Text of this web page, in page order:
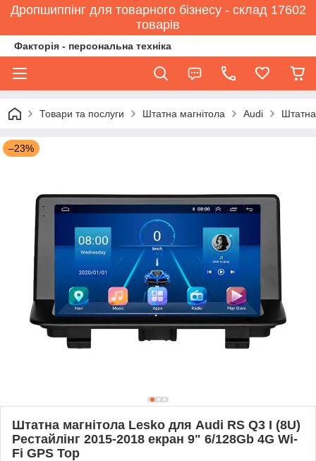
Дропшиппінг для товарного бізнесу - склад 17602
товарів
Факторія - персональна техніка
Товари та послуги Штатна магнітола Audi
–23%
Штатна магнітола Lesko для Audi RS Q3 I (8U)
Рестайлінг 2015-2018 екран 9" 6/128Gb 4G Wi-
Fi GPS Top